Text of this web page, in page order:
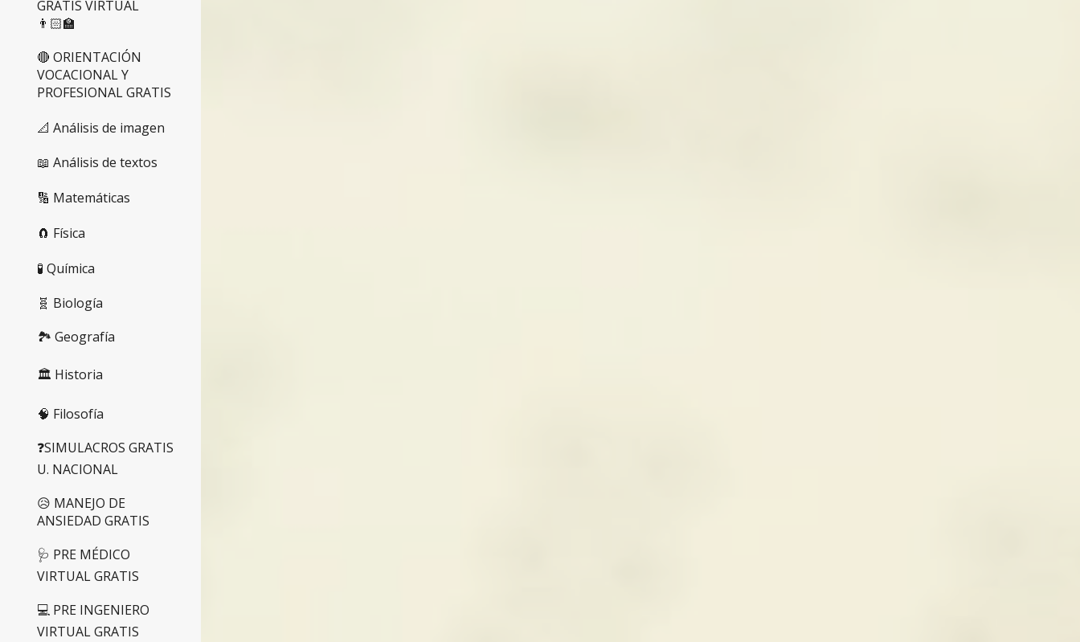
GRATIS VIRTUAL
👨🏻‍🏫
🔴 ORIENTACIÓN
VOCACIONAL Y
PROFESIONAL GRATIS
📐 Análisis de imagen
📖 Análisis de textos
🔢 Matemáticas
🧲 Física
🧪 Química
🧬 Biología
🏞️ Geografía
🏛️ Historia
🧠 Filosofía
❓SIMULACROS GRATIS
U. NACIONAL
😥 MANEJO DE
ANSIEDAD GRATIS
🩺 PRE MÉDICO
VIRTUAL GRATIS
💻 PRE INGENIERO
VIRTUAL GRATIS